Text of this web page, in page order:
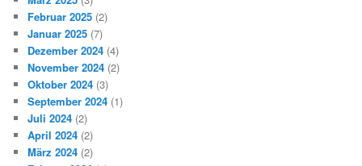
Februar 2025 (2)
Januar 2025 (7)
Dezember 2024 (4)
November 2024 (2)
Oktober 2024 (3)
September 2024 (1)
Juli 2024 (2)
April 2024 (2)
März 2024 (2)